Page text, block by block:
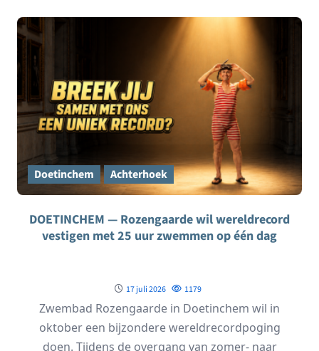
Doetinchem Achterhoek
DOETINCHEM — Rozengaarde wil wereldrecord
vestigen met 25 uur zwemmen op één dag
17 juli 2026 1179
Zwembad Rozengaarde in Doetinchem wil in
oktober een bijzondere wereldrecordpoging
doen. Tijdens de overgang van zomer- naar